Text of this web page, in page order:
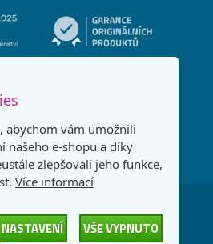
Slovensko
abychom vám umožnili
našeho e-shopu a díky
zlepšovali jeho funkce,
Více informací
NASTAVENÍ VŠE VYPNUTO